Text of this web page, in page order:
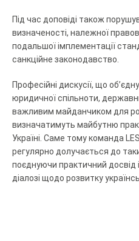
Під час доповіді також
визначеності, належної
подальшої імплементації
санкційне законодавство.
Професійні дискусії, що
юридичної спільноти,
важливим майданчиком для
визначатимуть майбутню
Україні. Саме тому команда
регулярно долучається до
поєднуючи практичний досвід
діалозі щодо розвитку